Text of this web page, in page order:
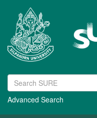
Advanced Search